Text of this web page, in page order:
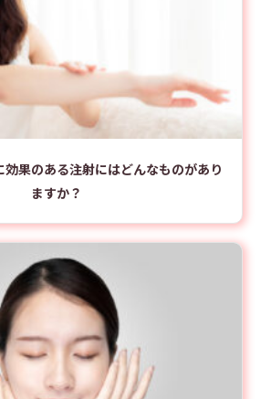
効果のある注射にはどんなものがあり
ますか？